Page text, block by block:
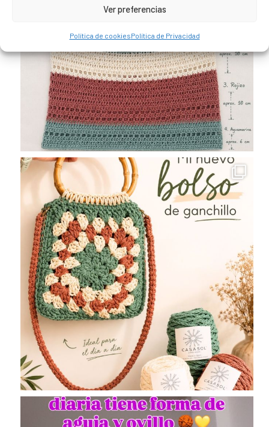
Ver preferencias
Política de cookiesPolítica de Privacidad